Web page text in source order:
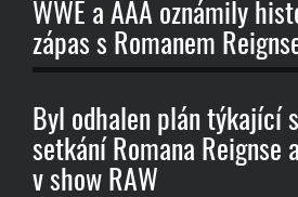
WWE a AAA oznámily
zápas s Romanem
Byl odhalen plán týkající
setkání Romana Reignse
v show RAW